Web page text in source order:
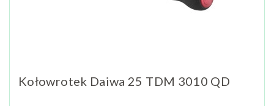
Kołowrotek Daiwa 25 TDM 3010 QD